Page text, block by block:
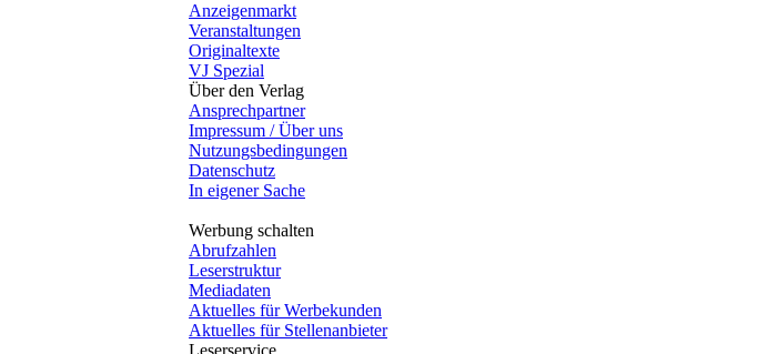
Anzeigenmarkt
Veranstaltungen
Originaltexte
VJ Spezial
Über den Verlag
Ansprechpartner
Impressum / Über uns
Nutzungsbedingungen
Datenschutz
In eigener Sache
Werbung schalten
Abrufzahlen
Leserstruktur
Mediadaten
Aktuelles für Werbekunden
Aktuelles für Stellenanbieter
Leserservice